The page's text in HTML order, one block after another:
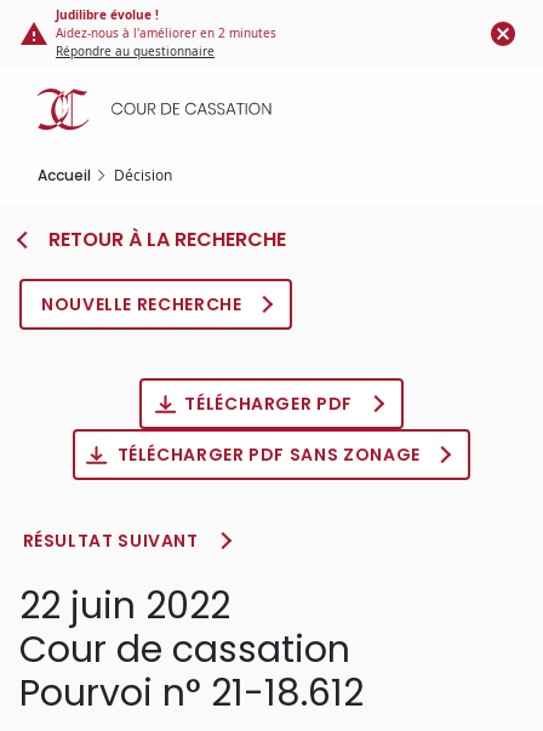
Panneau de gestion des cookies
contenu
principal
Judilibre évolue !
Aidez-nous à l'améliorer en 2 minutes
Répondre au questionnaire
Accueil Décision
RETOUR À LA RECHERCHE
NOUVELLE RECHERCHE
TÉLÉCHARGER PDF
TÉLÉCHARGER PDF SANS ZONAGE
RÉSULTAT SUIVANT
22 juin 2022
Cour de cassation
Pourvoi n° 21-18.612